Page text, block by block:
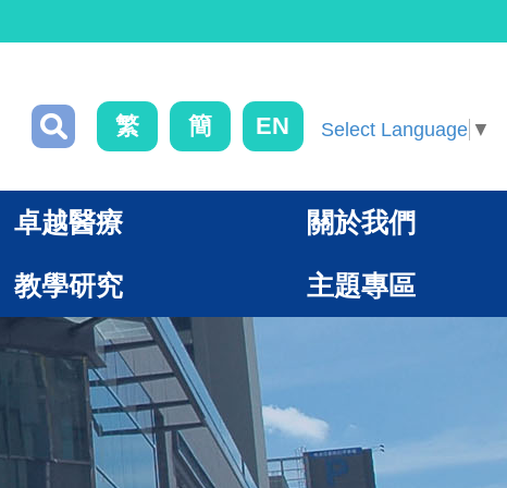
繁 簡 EN Select Language ▼
卓越醫療 關於我們
教學研究 主題專區